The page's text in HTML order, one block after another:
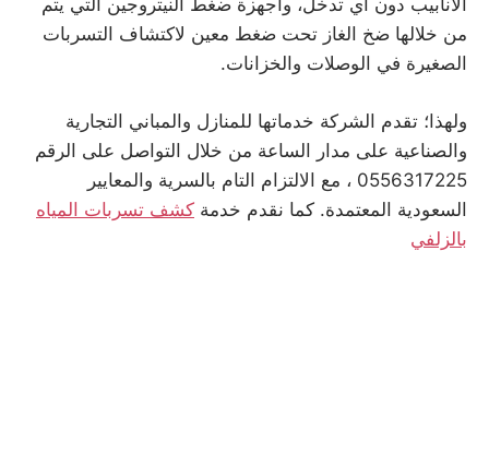
الأنابيب دون أي تدخل، وأجهزة ضغط النيتروجين التي يتم
من خلالها ضخ الغاز تحت ضغط معين لاكتشاف التسربات
الصغيرة في الوصلات والخزانات.
ولهذا؛ تقدم الشركة خدماتها للمنازل والمباني التجارية
والصناعية على مدار الساعة من خلال التواصل على الرقم
0556317225 ، مع الالتزام التام بالسرية والمعايير
السعودية المعتمدة. كما نقدم خدمة كشف تسربات المياه
بالزلفي